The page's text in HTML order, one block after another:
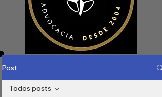
Post
Todos posts